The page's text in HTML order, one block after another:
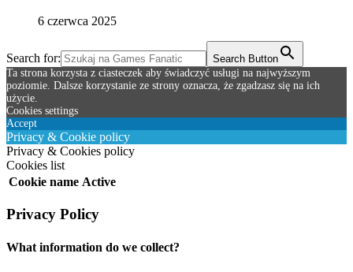
6 czerwca 2025
Search for:
Search Button
Ta strona korzysta z ciasteczek aby świadczyć usługi na najwyższym
poziomie. Dalsze korzystanie ze strony oznacza, że zgadzasz się na ich
użycie.
Cookies settings
Accept
Privacy & Cookie policy
Privacy & Cookies policy
Cookies list
Cookie name Active
Privacy Policy
What information do we collect?